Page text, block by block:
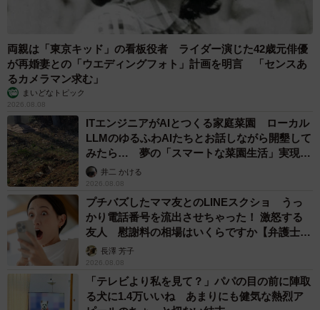
両親は「東京キッド」の看板役者 ライダー演じた42歳元俳優
が再婚妻との「ウエディングフォト」計画を明言 「センスあ
るカメラマン求む」
まいどなトピック
2026.08.08
ITエンジニアがAIとつくる家庭菜園 ローカル
LLMのゆるふわAIたちとお話しながら開墾して
みたら… 夢の「スマートな菜園生活」実現な
るか井二 かける
2026.08.08
プチバズしたママ友とのLINEスクショ うっ
かり電話番号を流出させちゃった！ 激怒する
友人 慰謝料の相場はいくらですか【弁護士が
解説】長澤 芳子
2026.08.08
「テレビより私を見て？」パパの目の前に陣取
る犬に1.4万いいね あまりにも健気な熱烈ア